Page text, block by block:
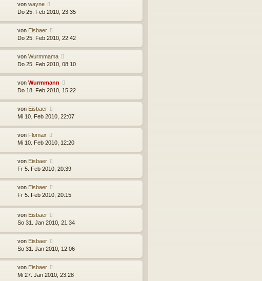
von wayne
Do 25. Feb 2010, 23:35
von Eisbaer
Do 25. Feb 2010, 22:42
von Wurmmama
Do 25. Feb 2010, 08:10
von Wurmmann
Do 18. Feb 2010, 15:22
von Eisbaer
Mi 10. Feb 2010, 22:07
von Flomax
Mi 10. Feb 2010, 12:20
von Eisbaer
Fr 5. Feb 2010, 20:39
von Eisbaer
Fr 5. Feb 2010, 20:15
von Eisbaer
So 31. Jan 2010, 21:34
von Eisbaer
So 31. Jan 2010, 12:06
von Eisbaer
Mi 27. Jan 2010, 23:28